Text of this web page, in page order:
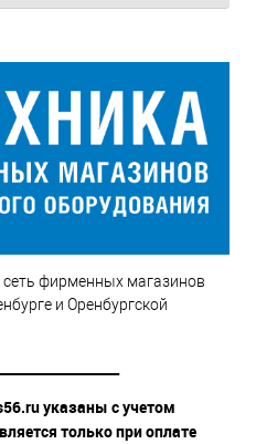
сеть фирменных магазинов
и Оренбургской
указаны с учетом
только при оплате